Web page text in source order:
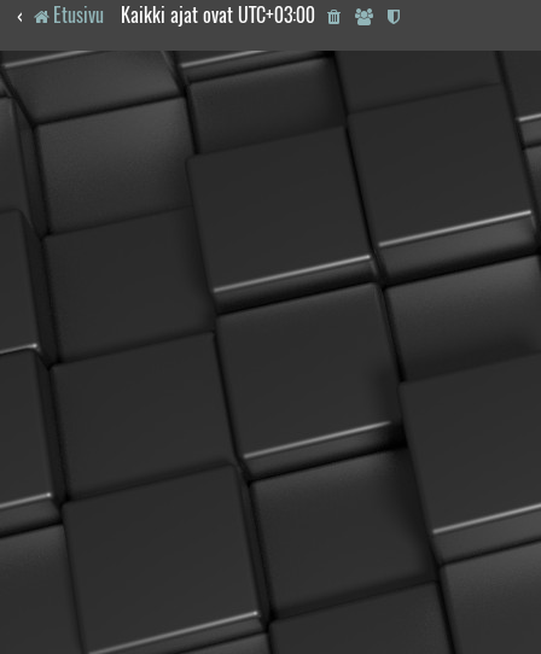
Etusivu Kaikki ajat ovat UTC+03:00